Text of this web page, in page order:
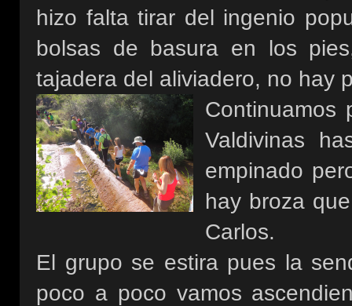
hizo falta tirar del ingenio
bolsas de basura en los
tajadera del aliviadero, no hay
Valdivinas
empinado
hay broza
Carlos.
El grupo se estira pues la
poco a poco vamos